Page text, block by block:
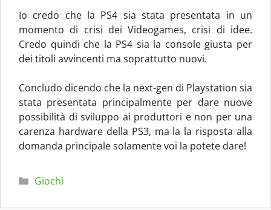
Io credo che la PS4 sia stata presentata in un
momento di crisi dei Videogames, crisi di idee.
Credo quindi che la PS4 sia la console giusta per
dei titoli avvincenti ma soprattutto nuovi.
Concludo dicendo che la next-gen di Playstation sia
stata presentata principalmente per dare nuove
possibilità di sviluppo ai produttori e non per una
carenza hardware della PS3, ma la la risposta alla
domanda principale solamente voi la potete dare!
Categorie
Giochi